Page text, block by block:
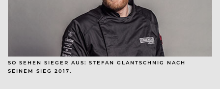
SO SEHEN SIEGER AUS: STEFAN GLANTSCHNIG NACH
SEINEM SIEG 2017.